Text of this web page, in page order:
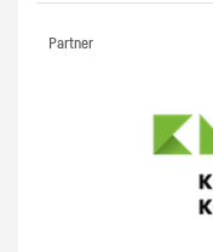
Partner